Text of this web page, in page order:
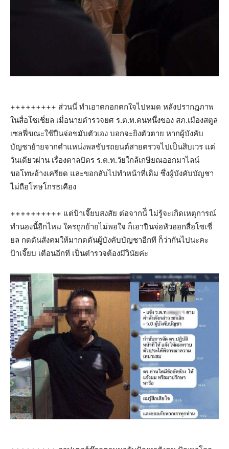
+++++++++ ส่วนนี่ ทำเอาตกอกตกใจไปหมด หลังปรากฎภาพ
ในสื่อโซเชี่ยล เมื่อนายตำรวจยศ ร.ต.ท.คนหนึ่งของ สภ.เมืองสตูล
เซลฟี่ขณะใช้ปืนจ่อขมับตัวเอง บอกจะยิงตัวตาย หากผู้บังคับ
บัญชาย้ายจากตำแหน่งพลขับรถยนต์สายตรวจไปเป็นสิบเวร แต่
วันเดียวผ่าน เรื่องตาลปัตร ร.ต.ท.วัยใกล้เกษียณออกมาไลน์
ขอโทษอ้างเครียด และขอกลับไปทำหน้าที่เดิม ซึ่งผู้บังคับบัญชา
ไม่ถือโทษโกรธเคือง
++++++++++ แต่ป้าเจี๊ยบสงสัย ต่อจากน้ี ไม่รู้จะเกิดเหตุการณ์
ทำนองนี้อีกไหม ใครถูกย้ายไม่พอใจ ก็เอาปืนจ่อหัวออกสื่อโซเชี่
ยล กดดันสังคมให้มากดดันผู้บังคับบัญชาอีกที ก็ว่ากันไปนะคะ
ป้าเจี๊ยบ เตือนอีกที เป็นตำรวจต้องมีวินัยค่ะ